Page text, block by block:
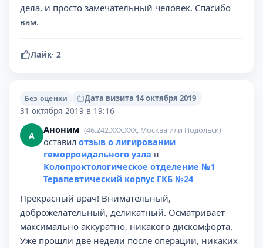
дела, и просто замечательный человек. Спасибо
вам.
Лайк· 2
Без оценки
Дата визита 14 октября 2019
31 октября 2019 в 19:16
А Аноним (46.242.XXX.XXX, Москва или Подольск)
оставил отзыв о лигировании
геморроидального узла в
Колопроктологическое отделение №1
Терапевтический корпус ГКБ №24
Прекрасный врач! Внимательный,
доброжелательный, деликатный. Осматривает
максимально аккуратно, никакого дискомфорта.
Уже прошли две недели после операции, никаких